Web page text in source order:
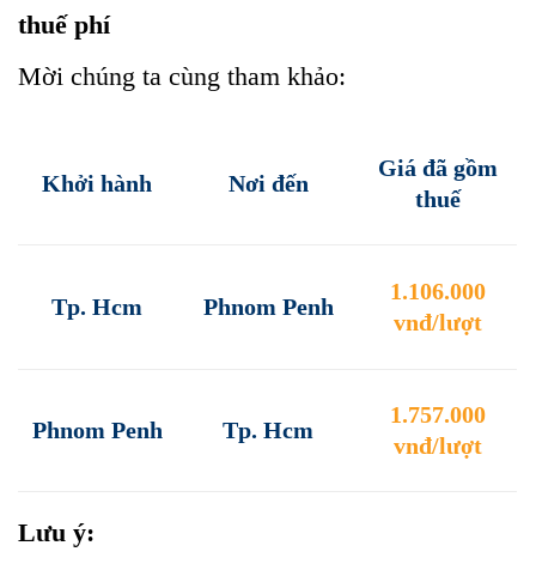
thuế phí
Mời chúng ta cùng tham khảo:
Khởi hành Nơi đến
Giá đã gồm
thuế
Tp. Hcm Phnom Penh
1.106.000
vnđ/lượt
Phnom Penh Tp. Hcm
1.757.000
vnđ/lượt
Lưu ý: